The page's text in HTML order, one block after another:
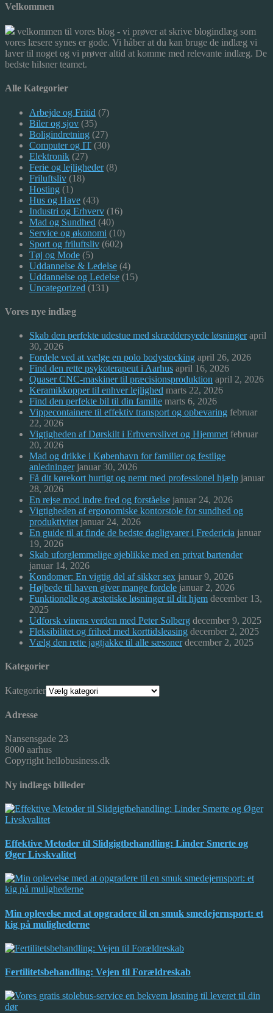
Velkommen
velkommen til vores blog - vi prøver at skrive blogindlæg som
vores læsere synes er gode. Vi håber at du kan bruge de indlæg vi
laver til noget og vi prøver altid at komme med relevante indlæg. De
bedste hilsner teamet.
Alle Kategorier
Arbejde og Fritid (7)
Biler og sjov (35)
Boligindretning (27)
Computer og IT (30)
Elektronik (27)
Ferie og lejligheder(8)
Friluftsliv (18)
Hosting (1)
Hus og Have (43)
Industri og Erhverv (16)
Mad og Sundhed (40)
Service og økonomi (10)
Sport og friluftsliv (602)
Tøj og Mode (5)
Uddannelse & Ledelse (4)
Uddannelse og Ledelse (15)
Uncategorized (131)
Vores nye indlæg
Skab den perfekte udestue med skræddersyede løsninger april
30, 2026
Fordele ved at vælge en polo bodystocking april 26, 2026
Find den rette psykoterapeut i Aarhus april 16, 2026
Quaser CNC-maskiner til præcisionsproduktion april 2, 2026
Keramikkopper til enhver lejlighed marts 22, 2026
Find den perfekte bil til din familie marts 6, 2026
Vippecontainere til effektiv transport og opbevaring februar
22, 2026
Vigtigheden af Dørskilt i Erhvervslivet og Hjemmet februar
20, 2026
Mad og drikke i København for familier og festlige
anledninger januar 30, 2026
Få dit kørekort hurtigt og nemt med professionel hjælp januar
28, 2026
En rejse mod indre fred og forståelse januar 24, 2026
Vigtigheden af ergonomiske kontorstole for sundhed og
produktivitet januar 24, 2026
En guide til at finde de bedste dagligvarer i Fredericia januar
19, 2026
Skab uforglemmelige øjeblikke med en privat bartender
januar 14, 2026
Kondomer: En vigtig del af sikker sex januar 9, 2026
Højbede til haven giver mange fordele januar 2, 2026
Funktionelle og æstetiske løsninger til dit hjem december 13,
2025
Udforsk vinens verden med Peter Solberg december 9, 2025
Fleksibilitet og frihed med korttidsleasing december 2, 2025
Vælg den rette jagtjakke til alle sæsoner december 2, 2025
Kategorier
Kategorier
Adresse
Nansensgade 23
8000 aarhus
Copyright hellobusiness.dk
Ny indlægs billeder
Effektive Metoder til Slidgigtbehandling: Linder Smerte og
Øger Livskvalitet
Min oplevelse med at opgradere til en smuk smedejernsport: et
kig på mulighederne
Fertilitetsbehandling: Vejen til Forældreskab